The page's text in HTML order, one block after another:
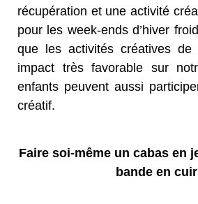
récupération et une activité
pour les week-ends d’hiver
que les activités créatives de
impact très favorable sur
enfants peuvent aussi
créatif.
Faire soi-même un cabas en
bande en cuir